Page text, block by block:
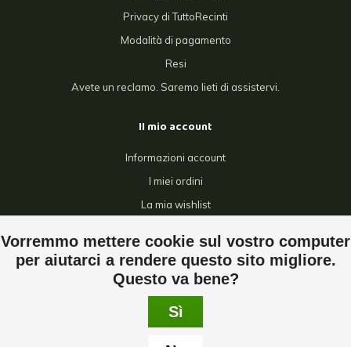
Vorremmo mettere cookie sul vostro computer
per aiutarci a rendere questo sito migliore.
Questo va bene?
Sì
Privacy di TuttoRecinti
Modalità di pagamento
Resi
Avete un reclamo. Saremo lieti di assistervi.
Il mio account
Informazioni account
I miei ordini
La mia wishlist
Tutti i prodotti
© Copyright 2026 Tuttorecinti - Powered by